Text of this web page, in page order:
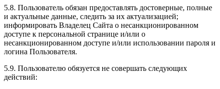
5.8. Пользователь обязан предоставлять достоверные, полные
и актуальные данные, следить за их актуализацией;
информировать Владелец Сайта о несанкционированном
доступе к персональной странице и/или о
несанкционированном доступе и/или использовании пароля и
логина Пользователя.
5.9. Пользователю обязуется не совершать следующих
действий: